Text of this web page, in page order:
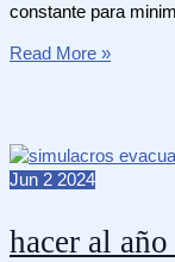
constante para
Cómo
químico
en
el
de
Read More »
Jun 2 2024
hacer al